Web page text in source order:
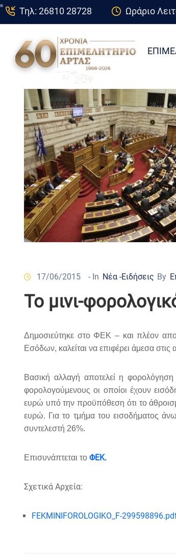
Τηλ: 26810 28728 Ωράριο
17/06/2015 - In Νέα -Ειδήσεις By
To μινι-
Δημοσιεύτηκε στο ΦΕΚ – και πλέον
Εσόδων, καλείται να επιφέρει άμεσα
Βασική αλλαγή αποτελεί η
φορολογούμενους οι οποίοι έχουν
ευρώ υπό την προϋπόθεση ότι το
ευρώ. Για το τμήμα του εισοδήματος
συντελεστή 26%.
Επισυνάπτεται το ΦΕΚ.
Σχετικά Αρχεία:
FEKMINIFOROLOGIKO_F-